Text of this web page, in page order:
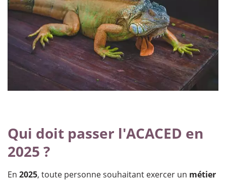
Qui doit passer l'ACACED en
2025 ?
En 2025, toute personne souhaitant exercer un métier